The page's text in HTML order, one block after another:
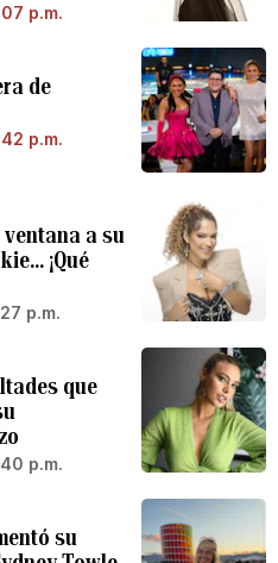
p.m.
de
p.m.
a su
¡Qué
p.m.
que
p.m.
su